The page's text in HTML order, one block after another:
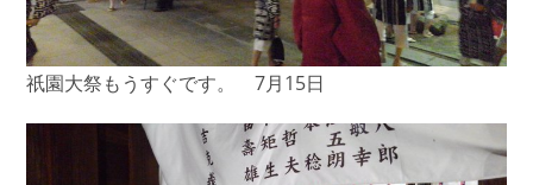
祇園大祭もうすぐです。 7月15日